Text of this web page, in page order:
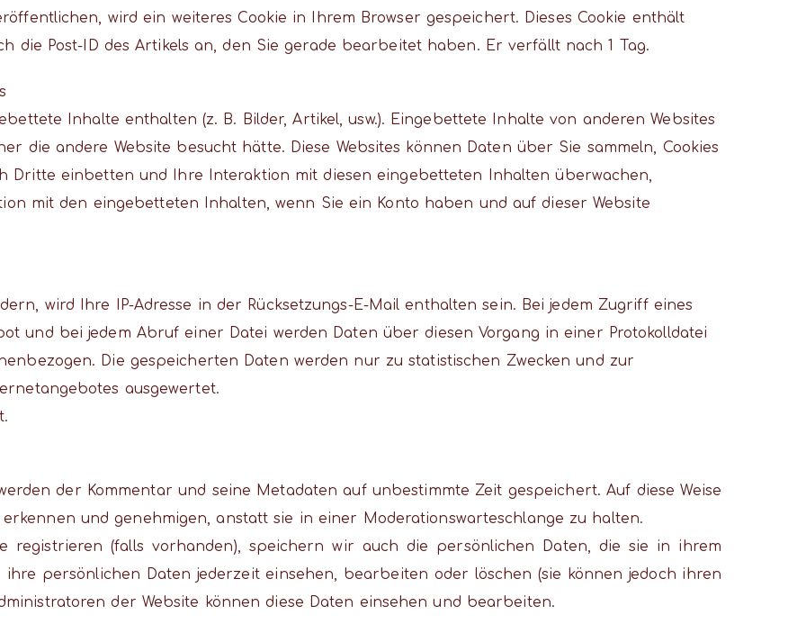
wird ein weiteres Cookie in Ihrem Browser gespeichert. Dieses Cookie enthält
die Post-ID des Artikels an, den Sie gerade bearbeitet haben. Er verfällt nach 1 Tag.
Inhalte enthalten (z. B. Bilder, Artikel, usw.). Eingebettete Inhalte von anderen Websites
die andere Website besucht hätte. Diese Websites können Daten über Sie sammeln, Cookies
Dritte einbetten und Ihre Interaktion mit diesen eingebetteten Inhalten überwachen,
mit den eingebetteten Inhalten, wenn Sie ein Konto haben und auf dieser Website
wird Ihre IP-Adresse in der Rücksetzungs-E-Mail enthalten sein. Bei jedem Zugriff eines
und bei jedem Abruf einer Datei werden Daten über diesen Vorgang in einer Protokolldatei
Die gespeicherten Daten werden nur zu statistischen Zwecken und zur
ausgewertet.
der Kommentar und seine Metadaten auf unbestimmte Zeit gespeichert. Auf diese Weise
und genehmigen, anstatt sie in einer Moderationswarteschlange zu halten.
registrieren (falls vorhanden), speichern wir auch die persönlichen Daten, die sie in ihrem
persönlichen Daten jederzeit einsehen, bearbeiten oder löschen (sie können jedoch ihren
der Website können diese Daten einsehen und bearbeiten.